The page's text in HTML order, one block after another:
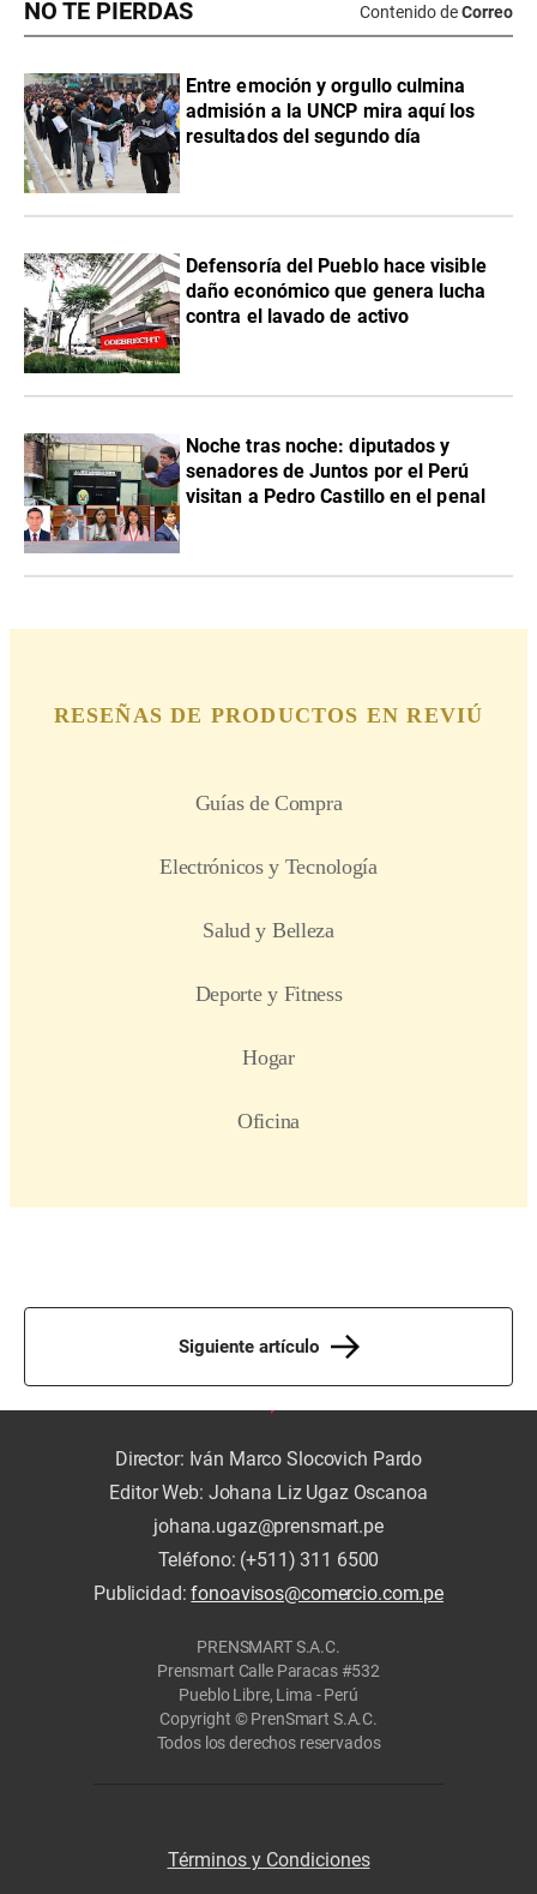
NO TE PIERDAS Contenido deCorreo
Entre emoción y orgullo culmina
admisión a la UNCP mira aquí los
resultados del segundo día
Defensoría del Pueblo hace visible
daño económico que genera lucha
contra el lavado de activo
Noche tras noche: diputados y
senadores de Juntos por el Perú
visitan a Pedro Castillo en el penal
Siguiente artículo
Director: Iván Marco Slocovich Pardo
Editor Web: Johana Liz Ugaz Oscanoa
johana.ugaz@prensmart.pe
Teléfono: (+511) 311 6500
Publicidad:fonoavisos@comercio.com.pe
PRENSMART S.A.C.
Prensmart Calle Paracas #532
Pueblo Libre, Lima - Perú
Copyright © PrenSmart S.A.C.
Todos los derechos reservados
Términos y Condiciones